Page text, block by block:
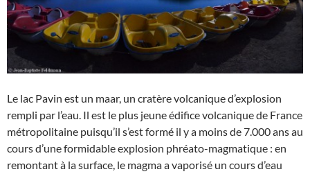
Le lac Pavin est un maar, un cratère volcanique d’explosion
rempli par l’eau. Il est le plus jeune édifice volcanique de France
métropolitaine puisqu’il s’est formé il y a moins de 7.000 ans au
cours d’une formidable explosion phréato-magmatique : en
remontant à la surface, le magma a vaporisé un cours d’eau